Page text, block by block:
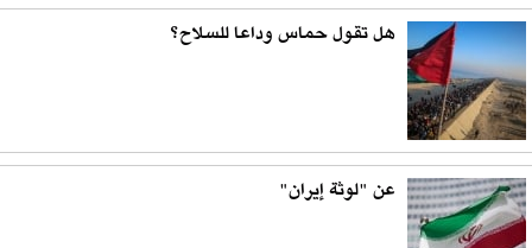
هل تقول حماس وداعا للسلاح؟
عن "لوثة إيران"